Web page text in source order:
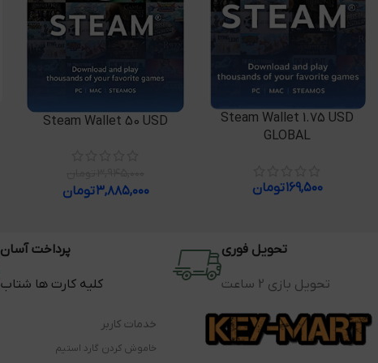
اطلاعات بیشتر
Steam Wallet 1.75 USD
GLOBAL
۱۶۹,۵۰۰تومان
افزودن به سبد خرید
Steam Wallet 50 USD
۳,۸۸۵,۰۰۰تومان
تحویل فوری
تحویل بازی 2 ساعت
پرداخت آسان
کلیه کارت ها شتاب
خدمات کاربر
خاموش کردن گارد استیم